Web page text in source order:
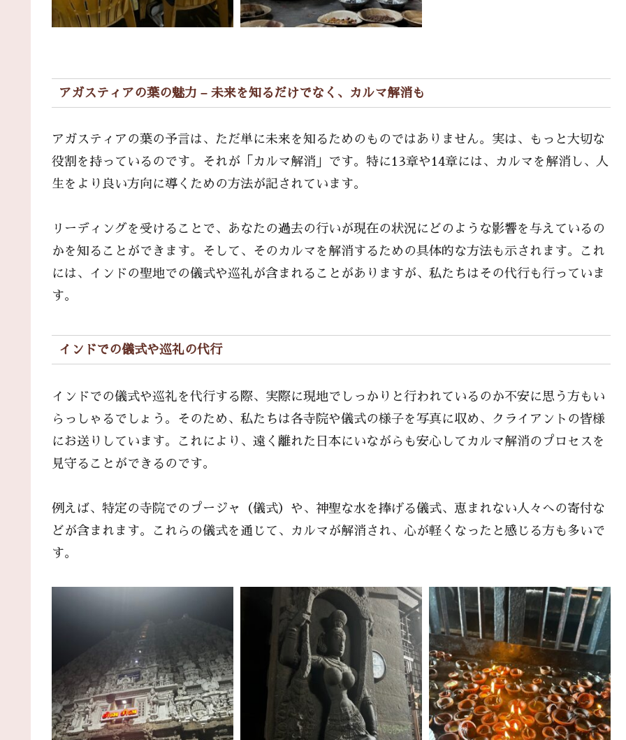
アガスティアの葉の魅力 – 未来を知るだけでなく、カルマ解消も
アガスティアの葉の予言は、ただ単に未来を知るためのものではありません。実は、もっと大切な
役割を持っているのです。それが「カルマ解消」です。特に13章や14章には、カルマを解消し、人
生をより良い方向に導くための方法が記されています。
リーディングを受けることで、あなたの過去の行いが現在の状況にどのような影響を与えているの
かを知ることができます。そして、そのカルマを解消するための具体的な方法も示されます。これ
には、インドの聖地での儀式や巡礼が含まれることがありますが、私たちはその代行も行っていま
す。
インドでの儀式や巡礼の代行
インドでの儀式や巡礼を代行する際、実際に現地でしっかりと行われているのか不安に思う方もい
らっしゃるでしょう。そのため、私たちは各寺院や儀式の様子を写真に収め、クライアントの皆様
にお送りしています。これにより、遠く離れた日本にいながらも安心してカルマ解消のプロセスを
見守ることができるのです。
例えば、特定の寺院でのプージャ（儀式）や、神聖な水を捧げる儀式、恵まれない人々への寄付な
どが含まれます。これらの儀式を通じて、カルマが解消され、心が軽くなったと感じる方も多いで
す。